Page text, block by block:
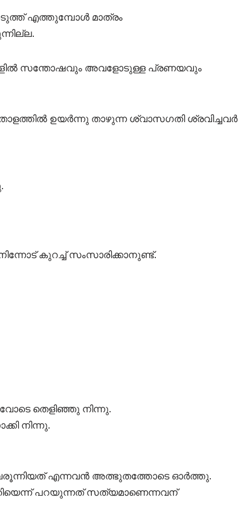
എത്തുമ്പോൾ മാത്രം
സന്തോഷവും അവളോടുള്ള പ്രണയവും
ഉയർന്നു താഴുന്ന ശ്വാസഗതി ശ്രവിച്ചവർ
കുറച്ച് സംസാരിക്കാനുണ്ട്.
തെളിഞ്ഞു നിന്നു.
നിന്നു.
എന്നവൻ അത്ഭുതത്തോടെ ഓർത്തു.
പറയുന്നത് സത്യമാണെന്നവന്